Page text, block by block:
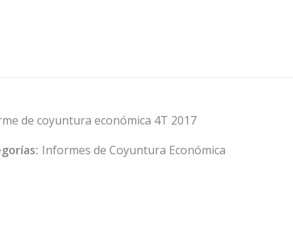
de coyuntura económica 4T 2017
Informes de Coyuntura Económica